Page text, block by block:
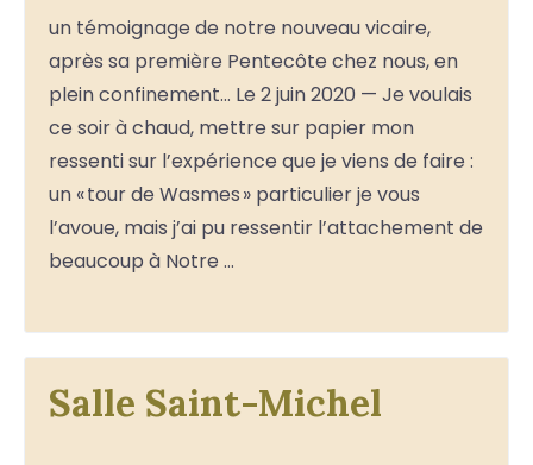
un témoignage de notre nouveau vicaire,
après sa première Pentecôte chez nous, en
plein confinement… Le 2 juin 2020 — Je voulais
ce soir à chaud, mettre sur papier mon
ressenti sur l’expérience que je viens de faire :
un « tour de Wasmes » particulier je vous
l’avoue, mais j’ai pu ressentir l’attachement de
beaucoup à Notre …
Salle Saint-Michel